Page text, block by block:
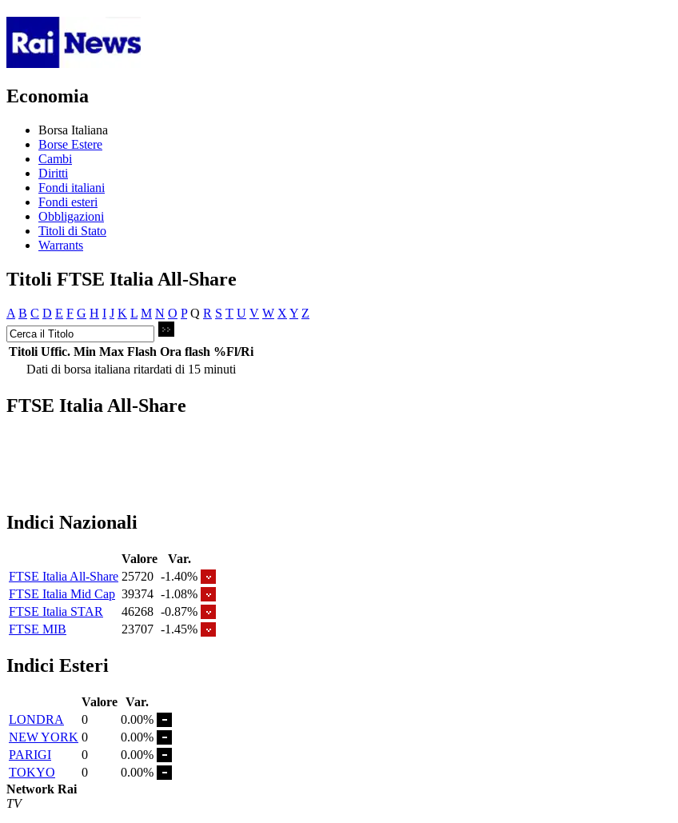
Economia
Borsa Italiana
Borse Estere
Cambi
Diritti
Fondi italiani
Fondi esteri
Obbligazioni
Titoli di Stato
Warrants
Titoli FTSE Italia All-Share
A B C D E F G H I J K L M N O P Q R S T U V W X Y Z
Titoli Uffic. Min Max Flash Ora flash %Fl/Ri
Dati di borsa italiana ritardati di 15 minuti
FTSE Italia All-Share
Indici Nazionali
Valore
Var.
FTSE Italia All-Share 25720 -1.40%
FTSE Italia Mid Cap 39374 -1.08%
FTSE Italia STAR
46268 -0.87%
FTSE MIB
23707 -1.45%
Indici Esteri
Valore Var.
LONDRA
0
0.00%
NEW YORK 0
0.00%
PARIGI
0
0.00%
TOKYO
0
0.00%
Network Rai
TV